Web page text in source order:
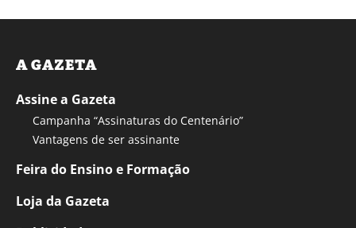
A GAZETA
Assine a Gazeta
Campanha “Assinaturas do Centenário”
Vantagens de ser assinante
Feira do Ensino e Formação
Loja da Gazeta